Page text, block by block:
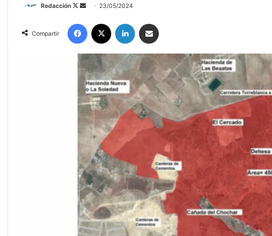
Redacción
F
l
l
o
w
X
n
a
e
m
a
l
23/05/2024
Compartir